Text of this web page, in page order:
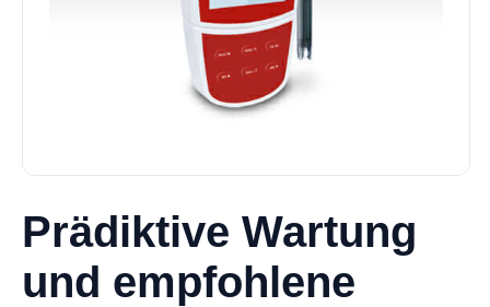
Prädiktive Wartung
und empfohlene